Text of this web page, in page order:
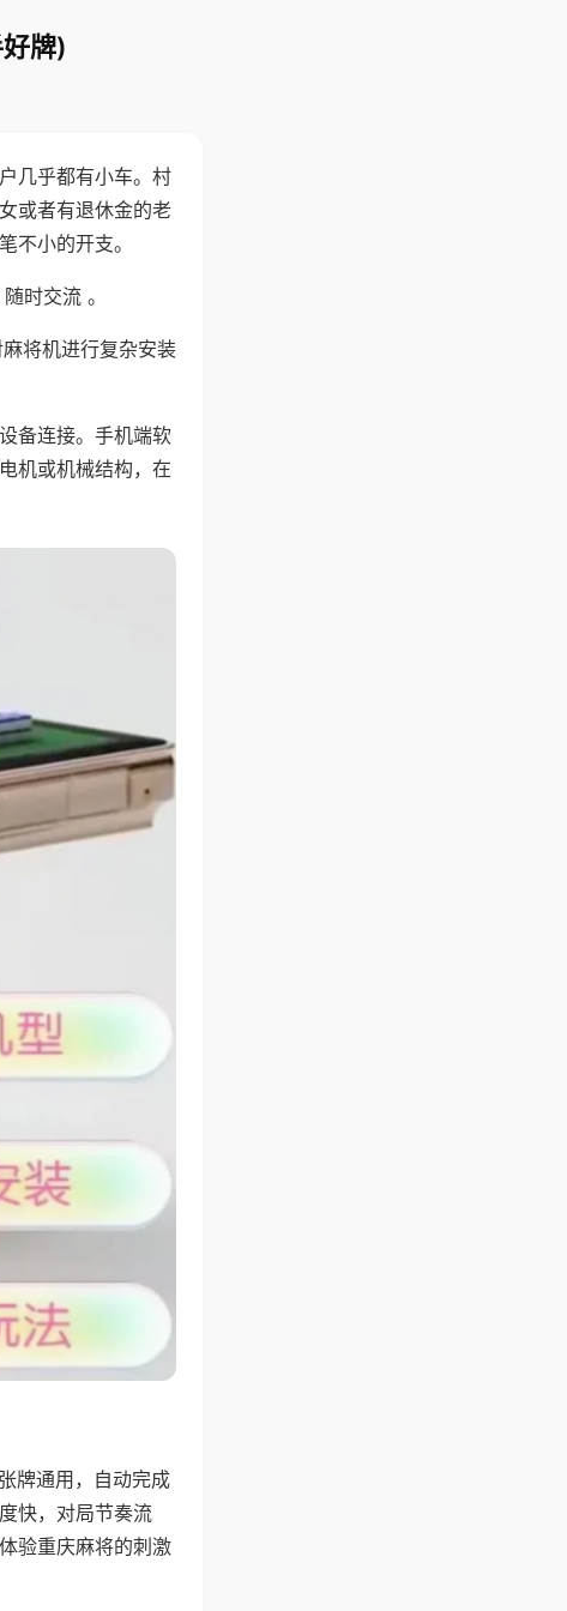
牌)
几乎都有小车。村
或者有退休金的老
不小的开支。
时交流 。
将机进行复杂安装
备连接。手机端软
机或机械结构，在
牌通用，自动完成
快，对局节奏流
验重庆麻将的刺激